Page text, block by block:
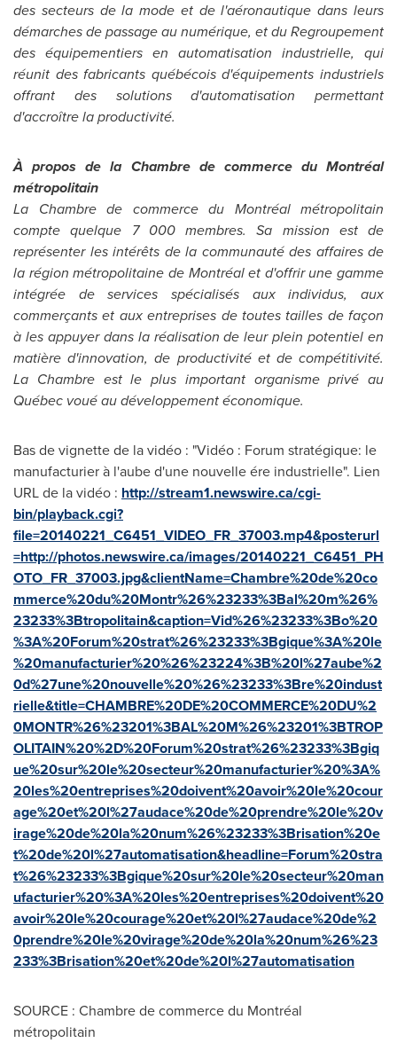
des secteurs de la mode et de l'aéronautique dans leurs
démarches de passage au numérique, et du Regroupement
des équipementiers en automatisation industrielle, qui
réunit des fabricants québécois d'équipements industriels
offrant des solutions d'automatisation permettant
d'accroître la productivité.
À propos de la Chambre decommerce du Montréal
métropolitain
La Chambre de commerce du Montréal métropolitain
compte quelque 7 000 membres. Sa mission est de
représenter les intérêts de la communauté des affaires de
la région métropolitaine de Montréal et d'offrir une gamme
intégrée de services spécialisés aux individus, aux
commerçants et aux entreprises de toutes tailles de façon
à les appuyer dans la réalisation de leur plein potentiel en
matière d'innovation, de productivité et de compétitivité.
La Chambre est le plus important organisme privé au
Québec voué au développement économique.
Bas de vignette de la vidéo : "Vidéo : Forum stratégique: le
manufacturier à l'aube d'une nouvelle ére industrielle". Lien
URL de la vidéo : http://stream1.newswire.ca/cgi-
bin/playback.cgi?
file=20140221_C6451_VIDEO_FR_37003.mp4&posterurl
=http://photos.newswire.ca/images/20140221_C6451_PH
OTO_FR_37003.jpg&clientName=Chambre%20de%20co
mmerce%20du%20Montr%26%23233%3Bal%20m%26%
23233%3Btropolitain&caption=Vid%26%23233%3Bo%20
%3A%20Forum%20strat%26%23233%3Bgique%3A%20le
%20manufacturier%20%26%23224%3B%20l%27aube%2
0d%27une%20nouvelle%20%26%23233%3Bre%20indust
rielle&title=CHAMBRE%20DE%20COMMERCE%20DU%2
0MONTR%26%23201%3BAL%20M%26%23201%3BTROP
OLITAIN%20%2D%20Forum%20strat%26%23233%3Bgiq
ue%20sur%20le%20secteur%20manufacturier%20%3A%
20les%20entreprises%20doivent%20avoir%20le%20cour
age%20et%20l%27audace%20de%20prendre%20le%20v
irage%20de%20la%20num%26%23233%3Brisation%20e
t%20de%20l%27automatisation&headline=Forum%20stra
t%26%23233%3Bgique%20sur%20le%20secteur%20man
ufacturier%20%3A%20les%20entreprises%20doivent%20
avoir%20le%20courage%20et%20l%27audace%20de%2
0prendre%20le%20virage%20de%20la%20num%26%23
233%3Brisation%20et%20de%20l%27automatisation
SOURCE : Chambre de commerce du Montréal
métropolitain